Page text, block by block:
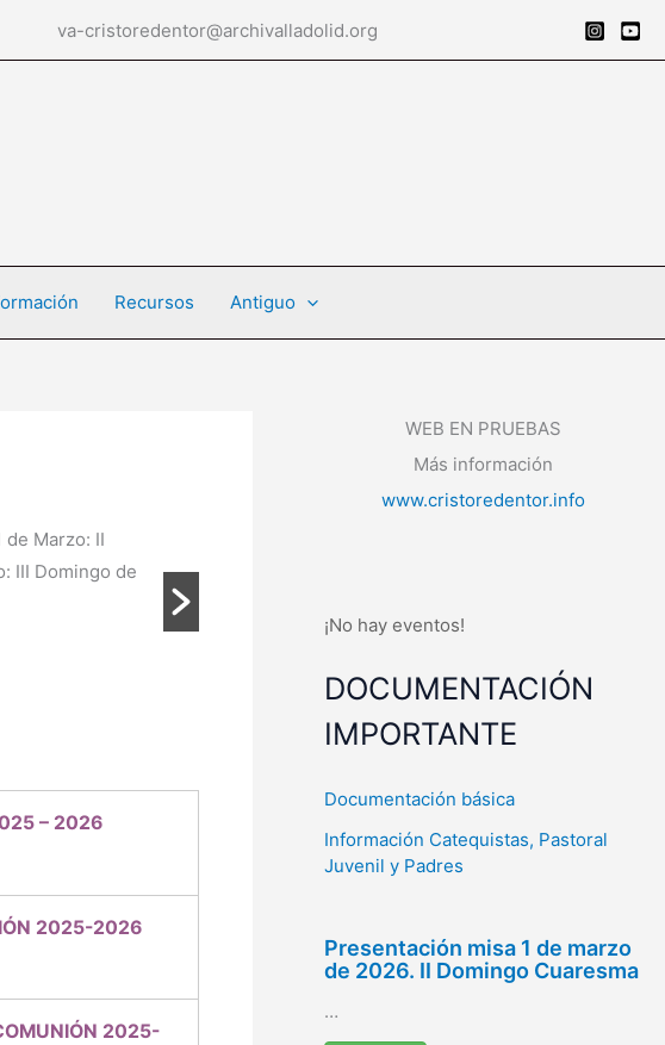
cristoredentor@archivalladolid.org
Recursos Antiguo
de Marzo: II
III Domingo de
– 2026
2025-2026
2025-
WEB EN PRUEBAS
Más información
www.cristoredentor.info
¡No hay eventos!
DOCUMENTACIÓN
IMPORTANTE
Documentación básica
Información Catequistas, Pastoral
Juvenil y Padres
Presentación misa 1 de marzo
de 2026. II Domingo Cuaresma
…